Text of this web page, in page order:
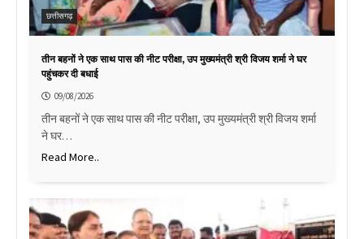
छत्तीसगढ़
तीन बहनों ने एक साथ पास की नीट परीक्षा, उप मुख्यमंत्री श्री विजय शर्मा ने घर
पहुंचकर दी बधाई
09/08/2026
तीन बहनों ने एक साथ पास की नीट परीक्षा, उप मुख्यमंत्री श्री विजय शर्मा
ने घर…
Read More..